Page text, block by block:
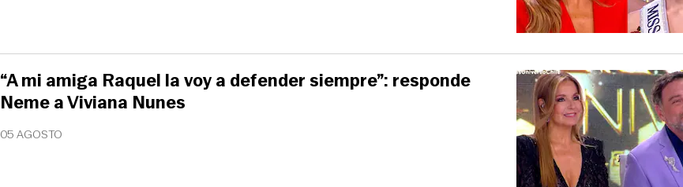
05 AGOSTO
“A mi amiga Raquel la voy a defender siempre”: responde
Neme a Viviana Nunes